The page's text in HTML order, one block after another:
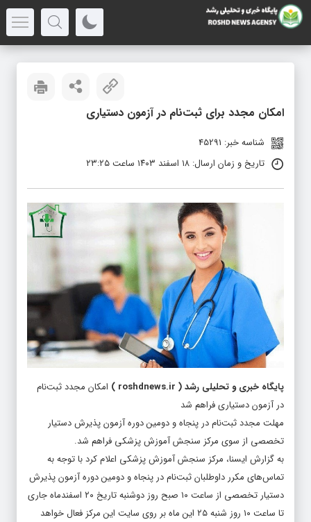
امکان مجدد برای ثبت‌نام در آزمون دستیاری
شناسه خبر: 45291
تاریخ و زمان ارسال: ۱۸ اسفند ۱۴۰۳ ساعت ۲۳:۲۵
پایگاه خبری و تحلیلی رشد(
roshdnews.ir
) امکان مجدد ثبت‌نام
در آزمون دستیاری فراهم شد
مهلت مجدد ثبت‌نام در پنجاه و دومین دوره آزمون پذیرش دستیار
تخصصی از سوی مرکز سنجش آموزش پزشکی فراهم شد.
به گزارش ایسنا، مرکز سنجش آموزش پزشکی اعلام کرد با توجه به
تماس‌های مکرر داوطلبان ثبت‌نام در پنجاه و دومین دوره آزمون پذیرش
دستیار تخصصی از ساعت ۱۰ صبح روز دوشنبه تاریخ ۲۰ اسفندماه جاری
تا ساعت ۱۰ روز شنبه ۲۵ این ماه بر روی سایت این مرکز فعال خواهد